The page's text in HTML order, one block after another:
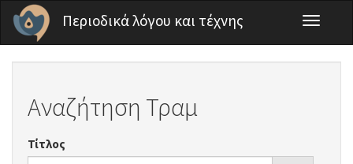
Παράκαμψη προς το κυρίως περιεχόμενο
Περιοδικά λόγου και τέχνης
Toggle
Αναζήτηση Τραμ
Τίτλος